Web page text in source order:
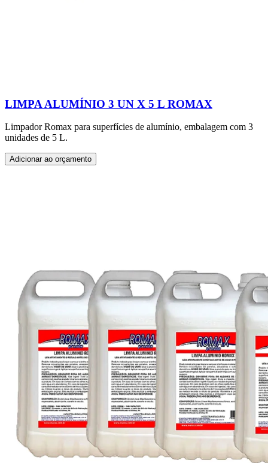
LIMPA ALUMÍNIO 3 UN X 5 L ROMAX
Limpador Romax para superfícies de alumínio, embalagem com 3
unidades de 5 L.
Adicionar ao orçamento